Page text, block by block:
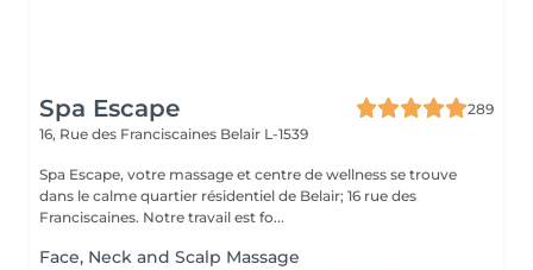
Spa Escape
289
16, Rue des Franciscaines Belair L-1539
Spa Escape, votre massage et centre de wellness se trouve
dans le calme quartier résidentiel de Belair; 16 rue des
Franciscaines. Notre travail est fo...
Face, Neck and Scalp Massage